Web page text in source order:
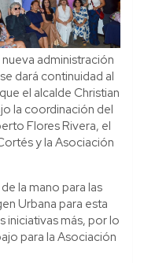
administración
dará continuidad al
el alcalde Christian
la coordinación del
Flores Rivera, el
y la Asociación
la mano para las
Urbana para esta
iniciativas más, por lo
para la Asociación